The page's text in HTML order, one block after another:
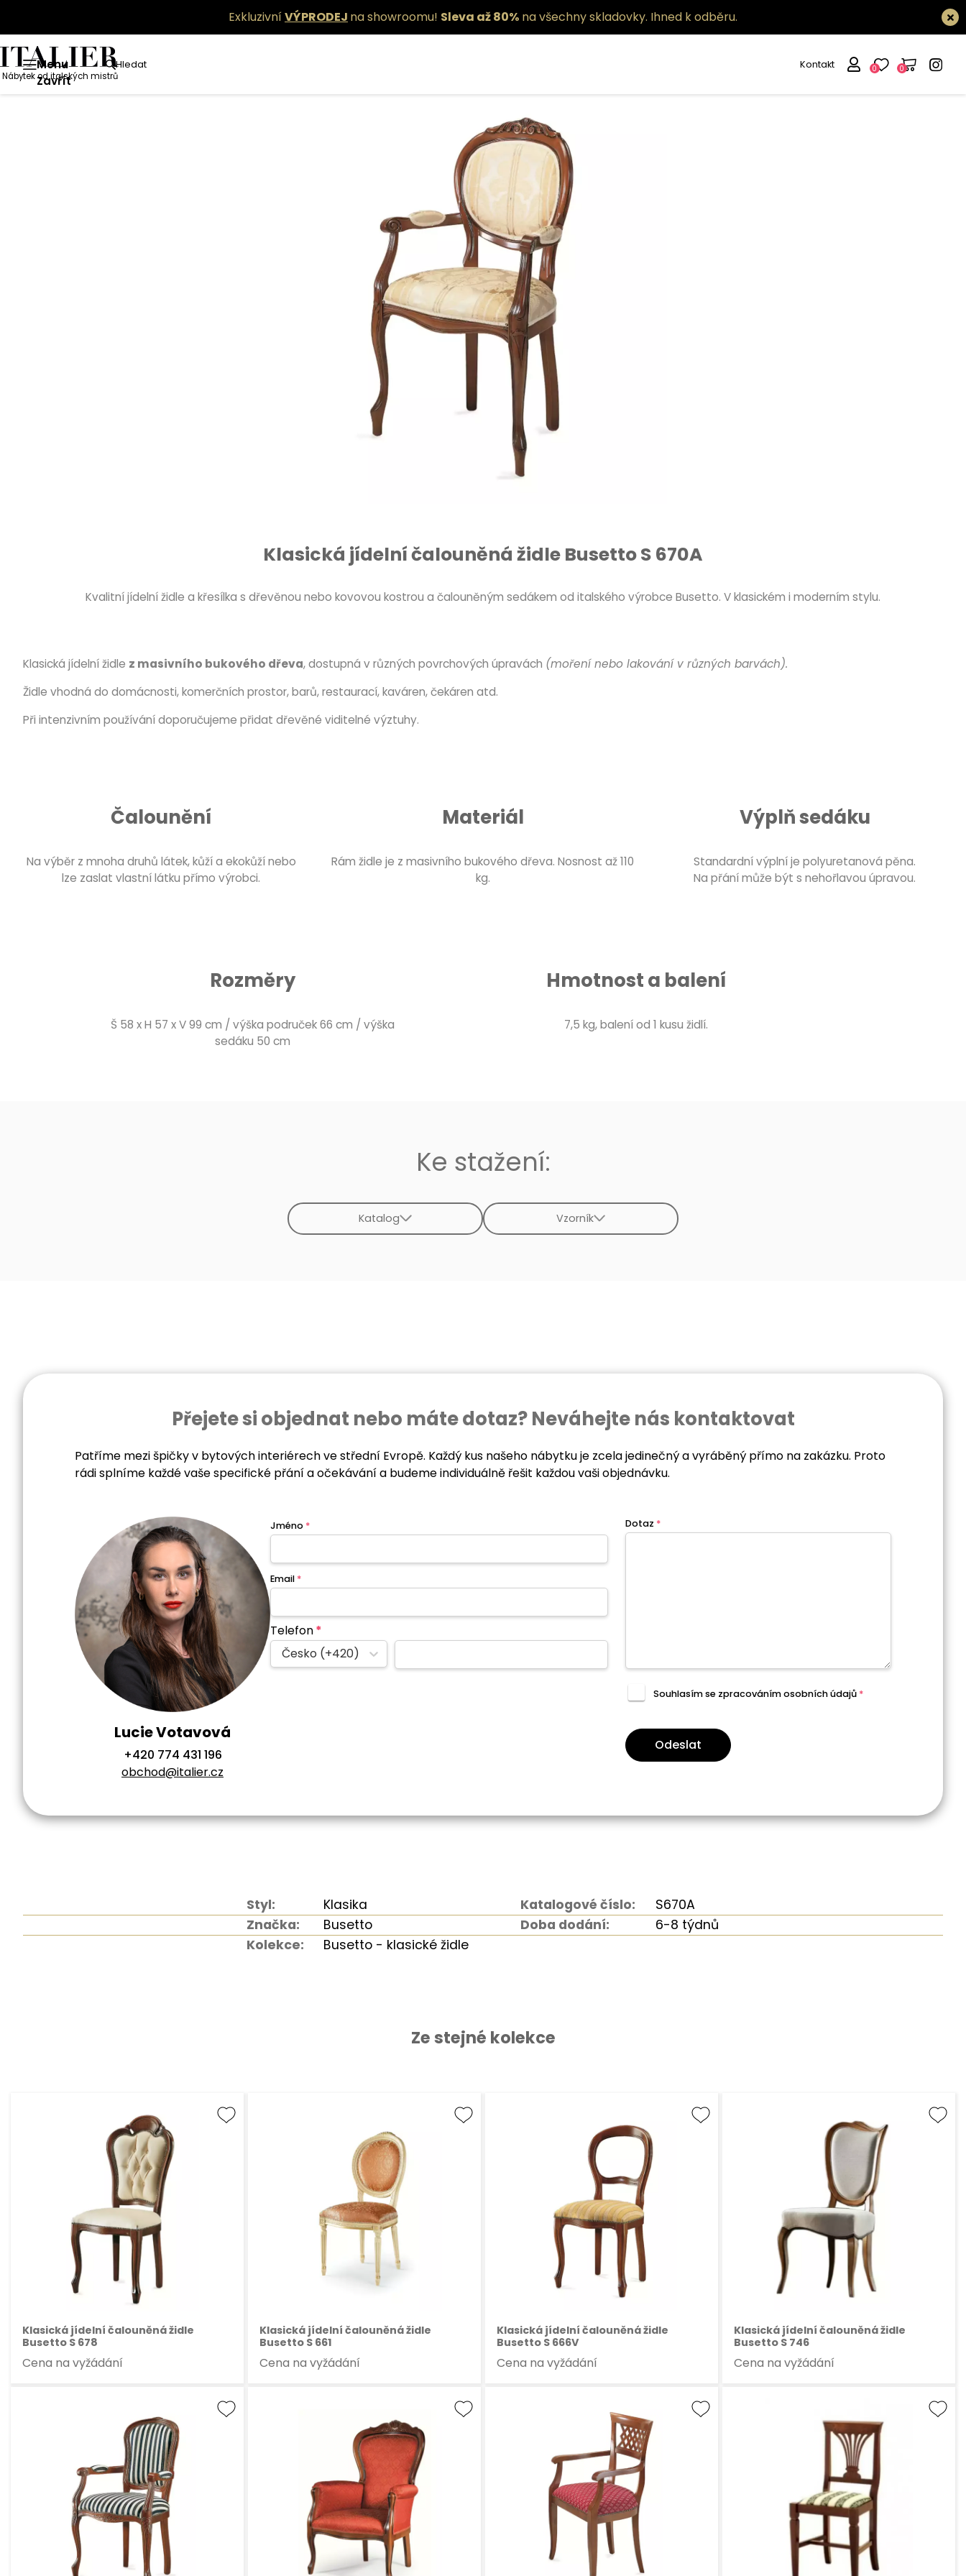
ExkluzivníVÝPRODEJ na showroomu! Sleva až 80% na všechny skladovky. Ihned k odběru.
Menu
Zavřít
Hledat
Nábytek od italských mistrů
Kontakt 0 0
Klasická jídelní čalouněná židle Busetto S 670A
Kvalitní jídelní židle a křesílka s dřevěnou nebo kovovou kostrou a čalouněným sedákem od italského výrobce Busetto. V klasickém i moderním stylu.
Klasická jídelní židle z masivního bukového dřeva, dostupná v různých povrchových úpravách (moření nebo lakování v různých barvách).
Židle vhodná do domácnosti, komerčních prostor, barů, restaurací, kaváren, čekáren atd.
Při intenzivním používání doporučujeme přidat dřevěné viditelné výztuhy.
Čalounění
Na výběr z mnoha druhů látek, kůží a ekokůží nebo
lze zaslat vlastní látku přímo výrobci.
Materiál
Rám židle je z masivního bukového dřeva. Nosnost až 110
kg.
Výplň sedáku
Standardní výplní je polyuretanová pěna.
Na přání může být s nehořlavou úpravou.
Rozměry
Š 58 x H 57 x V 99 cm / výška područek 66 cm / výška
sedáku 50 cm
Hmotnost a balení
7,5 kg, balení od 1 kusu židlí.
Ke stažení:
Katalog Vzorník
Přejete si objednat nebo máte dotaz? Neváhejte nás kontaktovat
Patříme mezi špičky v bytových interiérech ve střední Evropě. Každý kus našeho nábytku je zcela jedinečný a vyráběný přímo na zakázku. Proto
rádi splníme každé vaše specifické přání a očekávání a budeme individuálně řešit každou vaši objednávku.
Lucie Votavová
+420 774 431 196
obchod@italier.cz
Jméno *
Email *
Telefon*
Česko (+420)
Dotaz *
Souhlasím se zpracovánímosobních údajů *
Odeslat
Styl: Klasika Katalogové číslo:
S670A
Značka:
Busetto Doba dodání:
6-8 týdnů
Kolekce:
Busetto - klasické židle
Ze stejné kolekce
Klasická jídelní čalouněná židle
Busetto S 678
Cena na vyžádání
Klasická jídelní čalouněná židle
Busetto S 661
Cena na vyžádání
Klasická jídelní čalouněná židle
Busetto S 666V
Cena na vyžádání
Klasická jídelní čalouněná židle
Busetto S 746
Cena na vyžádání